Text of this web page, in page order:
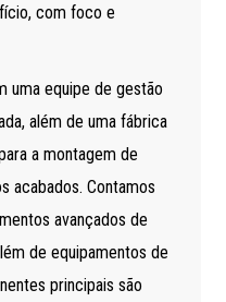
com foco e
uma equipe de gestão
além de uma fábrica
a montagem de
acabados. Contamos
avançados de
de equipamentos de
principais são